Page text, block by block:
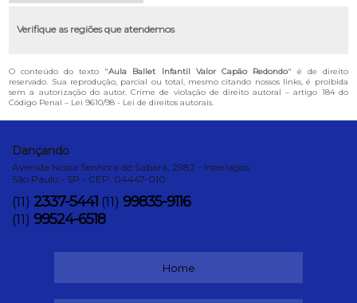
Verifique as regiões que atendemos
O conteúdo do texto "Aula Ballet Infantil Valor Capão Redondo" é de direito
reservado. Sua reprodução, parcial ou total, mesmo citando nossos links, é proibida
sem a autorização do autor. Crime de violação de direito autoral – artigo 184 do
Código Penal – Lei 9610/98 - Lei de direitos autorais.
Dançando
Avenida Nossa Senhora do Sabará, 2982 - Interlagos
São Paulo - SP - CEP: 04447-010
(11) 2337-5441 (11) 99835-9116
(11) 99524-6518
Home